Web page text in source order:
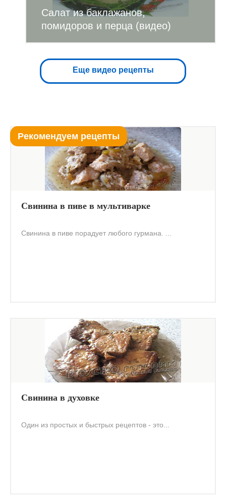
Салат из баклажанов,
помидоров и перца (видео)
Еще видео рецепты
Рекомендуем рецепты
Свинина в пиве в мультиварке
Свинина в пиве порадует любого гурмана. ...
Свинина в духовке
Один из простых и быстрых рецептов - это...